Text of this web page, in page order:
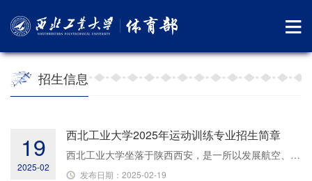
招生信息
19
2025-02
西北工业大学2025年运动训练专业招生简章
西北工业大学坐落于陕西西安，是一所以发展航空、航天、航海等领域人才培养和科学研究为特色的世界一流大学建设高校，隶属于工业和信息化部。学校全面贯彻党的教育方针，落实新时代立德树人的根本任务，以建设世界一流大学为目标，致力于培养具有家国情怀，追求卓越、引领未来的领军人才。
发布日期：2025-02-19